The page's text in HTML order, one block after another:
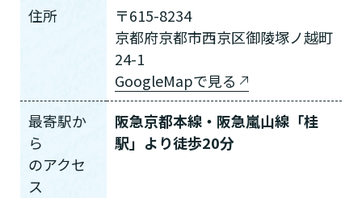
住所
〒615-8234
京都府京都市西京区御陵塚ノ越町
24-1
GoogleMapで見る
最寄駅か
ら
のアクセ
ス
阪急京都本線・阪急嵐山線「桂
駅」より徒歩20分